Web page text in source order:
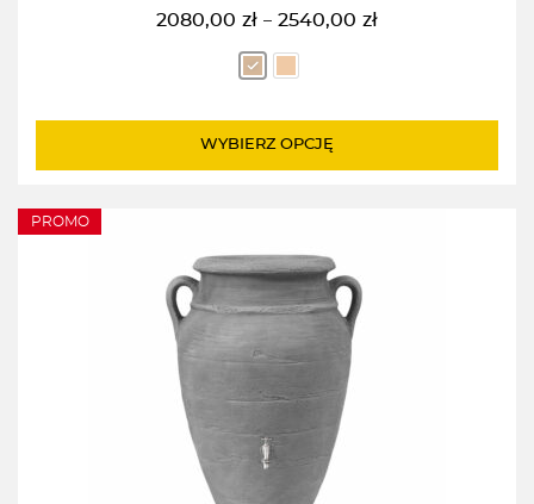
2080,00 zł – 2540,00 zł
Zakres
cen:
od
do
WYBIERZ OPCJĘ
PROMO